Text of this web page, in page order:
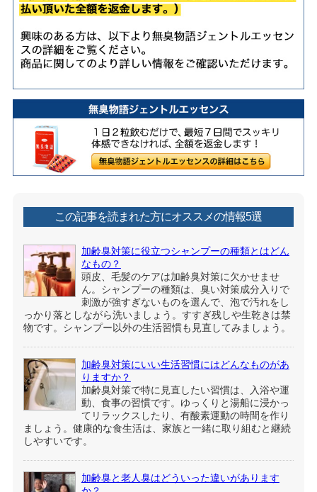
この記事を読まれた方にオススメの情報5選
加齢臭対策に役立つシャンプーの種類とはどん
なもの？
頭皮、毛髪のケアは加齢臭対策に欠かせませ
ん。シャンプーの種類は、臭い対策成分入りで
刺激が強すぎないものを選んで、泡で汚れをし
っかり落としながら洗いましょう。すすぎ残しや生乾きは禁
物です。シャンプー以外の生活習慣も見直してみましょう。
加齢臭対策にいい生活習慣にはどんなものがあ
りますか？
加齢臭対策で特に見直したい習慣は、入浴や運
動、食事の習慣です。ゆっくりと湯船に浸かっ
てリラックスしたり、有酸素運動の時間を作り
ましょう。健康的な食生活は、家族と一緒に取り組むと継続
しやすいです。
加齢臭と老人臭はどういった違いがあります